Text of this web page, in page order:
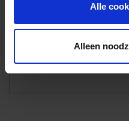
Alle
Alleen